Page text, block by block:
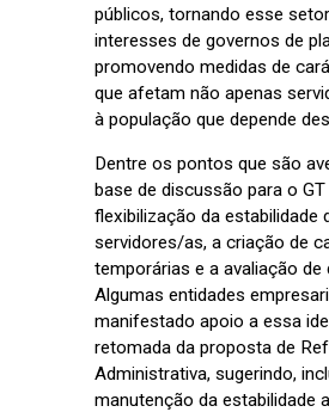
públicos, tornando esse
interesses de governos de
promovendo medidas de
que afetam não apenas
à população que depende
Dentre os pontos que são
base de discussão para o
flexibilização da estabilidade
servidores/as, a criação de
temporárias e a avaliação de
Algumas entidades
manifestado apoio a essa
retomada da proposta de
Administrativa, sugerindo,
manutenção da estabilidade